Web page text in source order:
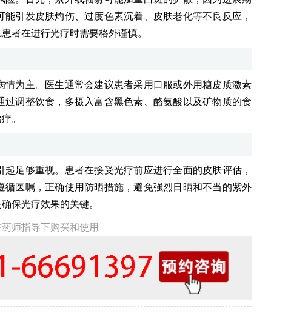
引发皮肤灼伤、过度色素沉着、皮肤老化等不良反应，
者在进行光疗时需要格外谨慎。
为主。医生通常会建议患者采用口服或外用糖皮质激素
调整饮食，多摄入富含黑色素、酪氨酸以及矿物质的食
。
足够重视。患者在接受光疗前应进行全面的皮肤评估，
医嘱，正确使用防晒措施，避免强烈日晒和不当的紫外
保光疗效果的关键。
师指导下购买和使用